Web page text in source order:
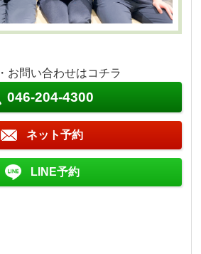
お問い合わせはコチラ
046-204-4300
ネット予約
LINE予約